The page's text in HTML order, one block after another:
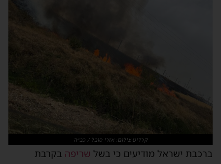
קרדיט צילום: אורי סובל / כב״ה
ברכבת ישראל מודיעים כי בשל שריפה בקרבת